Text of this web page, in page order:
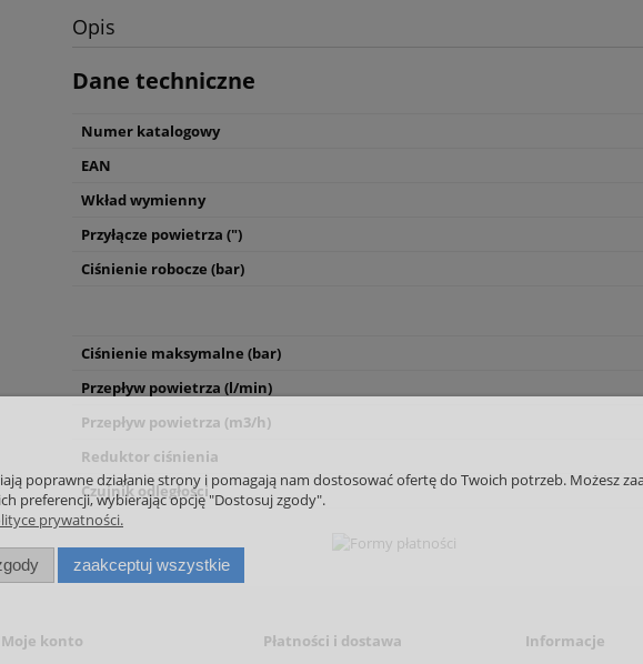
Kompresor śrubowy FVK 11 C 10
27 100,00 zł
do koszyka
Opis
Dane techniczne
Numer katalogowy
EAN
Wkład wymienny
Przyłącze powietrza (")
Ciśnienie robocze (bar)
Ciśnienie maksymalne (bar)
Przepływ powietrza (l/min)
Przepływ powietrza (m3/h)
Reduktor ciśnienia
Czujnik odległości
Moje konto Płatności i dostawa Informacje
poprawne działanie strony i pomagają nam dostosować ofertę do Twoich potrzeb. Możesz
preferencji, wybierając opcję "Dostosuj zgody".
prywatności.
zaakceptuj wszystkie